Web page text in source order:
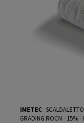
IMETEC
GRADING ROCN - 15%-